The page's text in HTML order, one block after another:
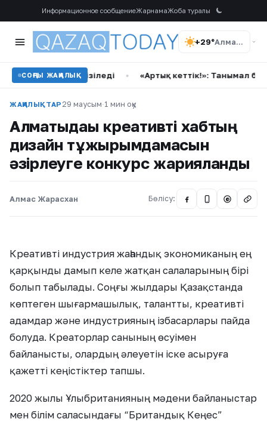
Информационное сообщениеЖарнамаЖоба туралы
+29° Алматы
СОҢҒЫ ЖАҢАЛЫҚ
енгізіледі «Артық кеттік!»: Танымал блогер
ЖАҢАЛЫҚТАР 29 маусым·1 мин оқу
Алматыдағы креативті хабтың
дизайн тұжырымдамасын
әзірлеуге конкурс жарияланды
Алмас Жарасхан Бөлісу: @
Креативті индустрия жаһандық экономиканың ең
қарқынды дамып келе жатқан салаларының бірі
болып табылады. Соңғы жылдары Қазақстанда
көптеген шығармашылық, талантты, креативті
адамдар және индустрияның ізбасарлары пайда
болуда. Креаторлар санының өсуімен
байланысты, олардың әлеуетін іске асыруға
қажетті кеңістіктер тапшы.
2020 жылы Ұлыбританияның мәдени байланыстар
мен білім саласындағы “Британдық Кеңес”